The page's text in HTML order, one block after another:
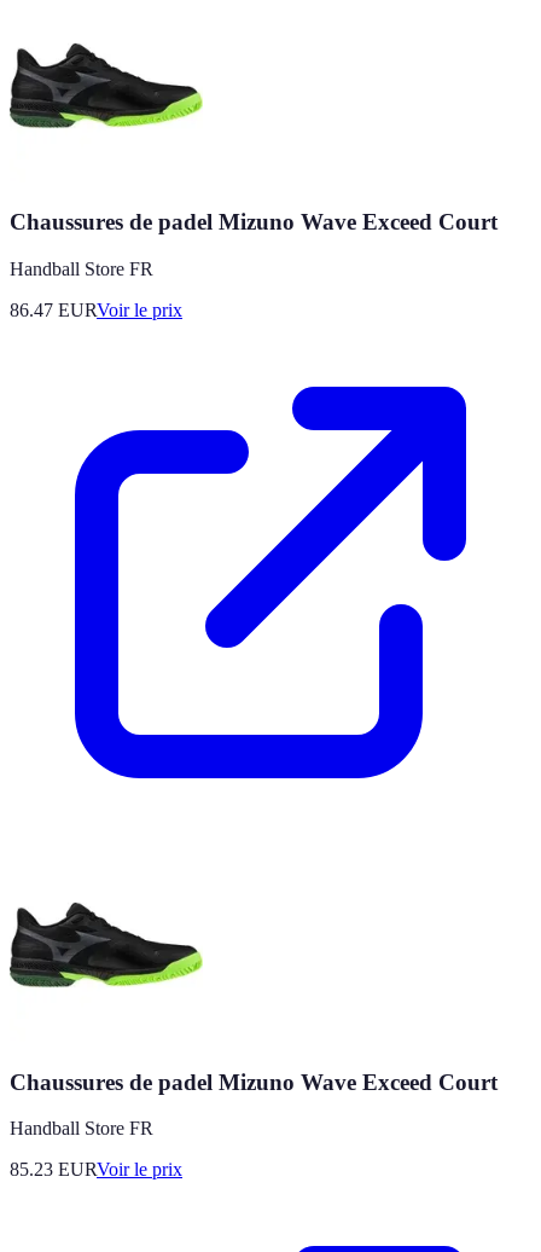
Chaussures de padel Mizuno Wave Exceed Court
Handball Store FR
86.47 EURVoir le prix
Chaussures de padel Mizuno Wave Exceed Court
Handball Store FR
85.23 EURVoir le prix